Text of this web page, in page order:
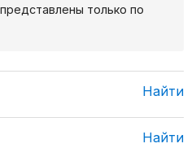
только по
Найти
Найти